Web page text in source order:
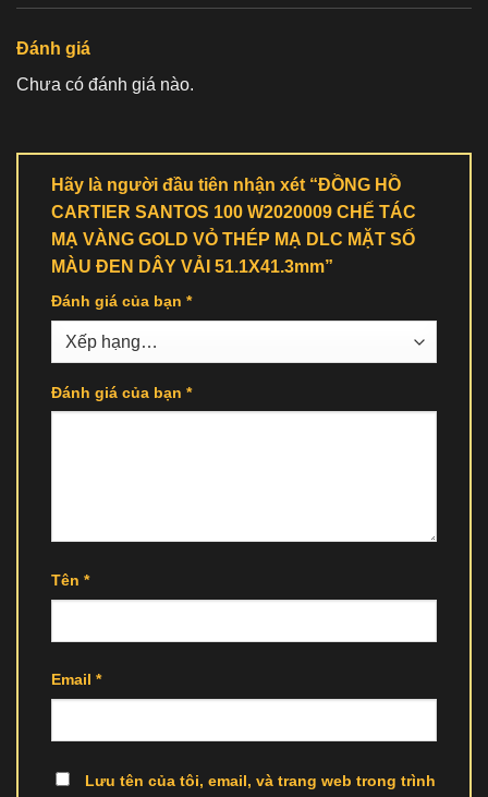
Đánh giá
Chưa có đánh giá nào.
Hãy là người đầu tiên nhận xét “ĐỒNG HỒ
CARTIER SANTOS 100 W2020009 CHẾ TÁC
MẠ VÀNG GOLD VỎ THÉP MẠ DLC MẶT SỐ
MÀU ĐEN DÂY VẢI 51.1X41.3mm”
Đánh giá của bạn *
Đánh giá của bạn *
Tên *
Email *
Lưu tên của tôi, email, và trang web trong trình